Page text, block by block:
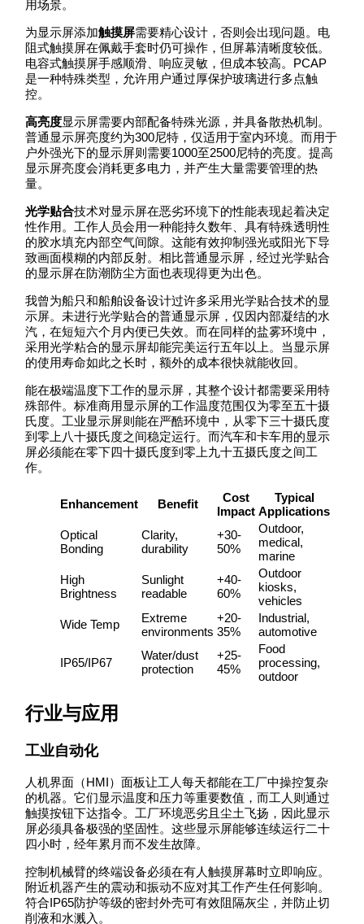
用场景。
为显示屏添加触摸屏需要精心设计，否则会出现问题。电
阻式触摸屏在佩戴手套时仍可操作，但屏幕清晰度较低。
电容式触摸屏手感顺滑、响应灵敏，但成本较高。PCAP
是一种特殊类型，允许用户通过厚保护玻璃进行多点触
控。
高亮度显示屏需要内部配备特殊光源，并具备散热机制。
普通显示屏亮度约为300尼特，仅适用于室内环境。而用于
户外强光下的显示屏则需要1000至2500尼特的亮度。提高
显示屏亮度会消耗更多电力，并产生大量需要管理的热
量。
光学贴合技术对显示屏在恶劣环境下的性能表现起着决定
性作用。工作人员会用一种能持久数年、具有特殊透明性
的胶水填充内部空气间隙。这能有效抑制强光或阳光下导
致画面模糊的内部反射。相比普通显示屏，经过光学贴合
的显示屏在防潮防尘方面也表现得更为出色。
我曾为船只和船舶设备设计过许多采用光学贴合技术的显
示屏。未进行光学贴合的普通显示屏，仅因内部凝结的水
汽，在短短六个月内便已失效。而在同样的盐雾环境中，
采用光学粘合的显示屏却能完美运行五年以上。当显示屏
的使用寿命如此之长时，额外的成本很快就能收回。
能在极端温度下工作的显示屏，其整个设计都需要采用特
殊部件。标准商用显示屏的工作温度范围仅为零至五十摄
氏度。工业显示屏则能在严酷环境中，从零下三十摄氏度
到零上八十摄氏度之间稳定运行。而汽车和卡车用的显示
屏必须能在零下四十摄氏度到零上九十五摄氏度之间工
作。
Enhancement Benefit
Cost
Impact
Typical
Applications
Optical
Bonding
Clarity,
durability
+30-
50%
Outdoor,
medical,
marine
High
Brightness
Sunlight
readable
+40-
60%
Outdoor
kiosks,
vehicles
Wide Temp
Extreme
environments
+20-
35%
Industrial,
automotive
IP65/IP67
Water/dust
protection
+25-
45%
Food
processing,
outdoor
行业与应用
工业自动化
人机界面（HMI）面板让工人每天都能在工厂中操控复杂
的机器。它们显示温度和压力等重要数值，而工人则通过
触摸按钮下达指令。工厂环境恶劣且尘土飞扬，因此显示
屏必须具备极强的坚固性。这些显示屏能够连续运行二十
四小时，经年累月而不发生故障。
控制机械臂的终端设备必须在有人触摸屏幕时立即响应。
附近机器产生的震动和振动不应对其工作产生任何影响。
符合IP65防护等级的密封外壳可有效阻隔灰尘，并防止切
削液和水溅入。